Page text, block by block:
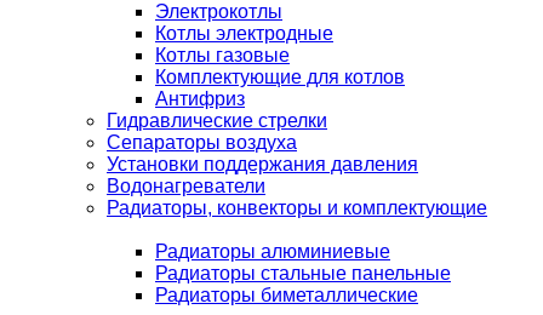
Электрокотлы
Котлы электродные
Котлы газовые
Комплектующие для котлов
Антифриз
Гидравлические стрелки
Сепараторы воздуха
Установки поддержания давления
Водонагреватели
Радиаторы, конвекторы и комплектующие
Радиаторы алюминиевые
Радиаторы стальные панельные
Радиаторы биметаллические